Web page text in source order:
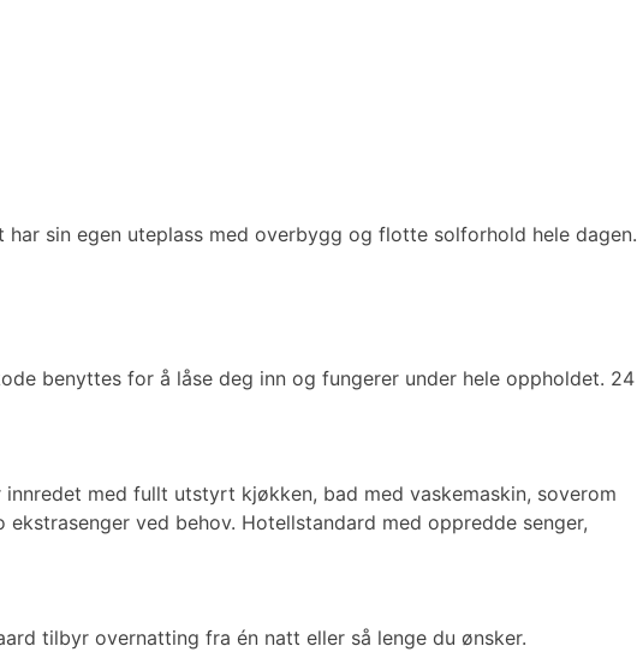
sin egen uteplass med overbygg og flotte solforhold hele dagen.
benyttes for å låse deg inn og fungerer under hele oppholdet. 24
med fullt utstyrt kjøkken, bad med vaskemaskin, soverom
ved behov. Hotellstandard med oppredde senger,
tilbyr overnatting fra én natt eller så lenge du ønsker.